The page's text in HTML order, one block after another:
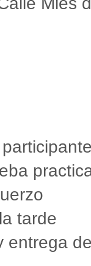
tarde
entrega